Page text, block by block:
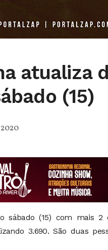
atualiza
(15)
sábado (15) com mais 2
3.690. São duas